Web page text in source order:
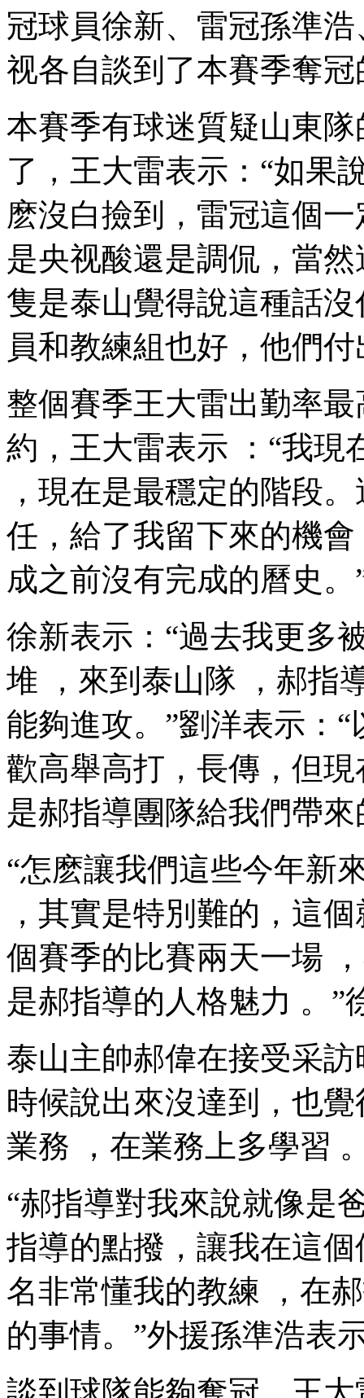
冠球員徐新、雷冠孫準浩
视各自談到了本賽季奪冠
本賽季有球迷質疑山東隊
了，王大雷表示：“如
麽沒白撿到，雷冠這個
是央视酸還是調侃，當
隻是泰山覺得說這種話沒什
員和教練組也好，他們
整個賽季王大雷出勤率最
約 ，王大雷表示 ：“
，現在是最穩定的階段
任，給了我留下來的機
成之前沒有完成的曆史。
徐新表示：“過去我更
堆 ，來到泰山隊 ，郝
能夠進攻 。”劉洋表示
歡高舉高打，長傳，
是郝指導團隊給我們帶來的
“怎麽讓我們這些今年新來
，其實是特別難的，這
個賽季的比賽兩天一場 
是郝指導的人格魅力 。”徐
泰山主帥郝偉在接受采訪時
時候說出來沒達到，也
業務  ，在業務上多學習 
“郝指導對我來說就像是爸爸
指導的點撥，讓我在這
名非常懂我的教練 ，在
的事情。”外援孫準浩表示